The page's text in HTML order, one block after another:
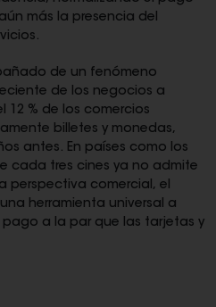
más la presencia del
de un fenómeno
de los negocios a
12 % de los comercios
billetes y monedas,
antes. En países como los
cada tres cines ya no admite
perspectiva comercial, el
herramienta universal a
a la par que las tarjetas y